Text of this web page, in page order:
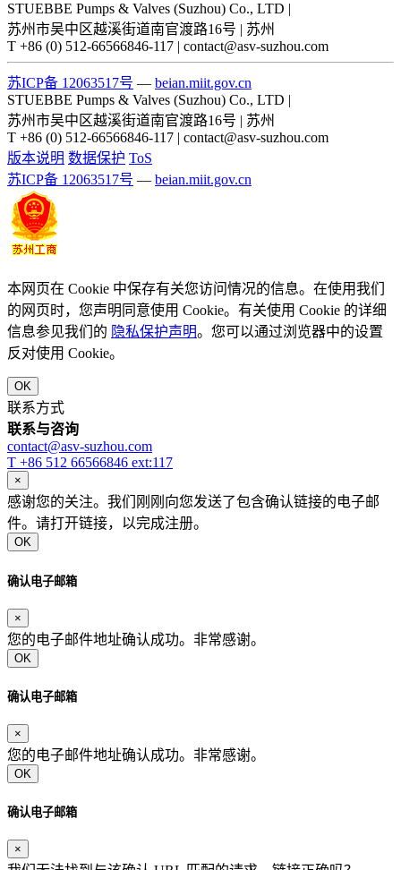
STUEBBE Pumps & Valves (Suzhou) Co., LTD |
苏州市吴中区越溪街道南官渡路16号 | 苏州
T +86 (0) 512-66566846-117 | contact@asv-suzhou.com
苏ICP备 12063517号 — beian.miit.gov.cn
STUEBBE Pumps & Valves (Suzhou) Co., LTD |
苏州市吴中区越溪街道南官渡路16号 | 苏州
T +86 (0) 512-66566846-117 | contact@asv-suzhou.com
版本说明 数据保护 ToS
苏ICP备 12063517号 — beian.miit.gov.cn
本网页在 Cookie 中保存有关您访问情况的信息。在使用我们
的网页时，您声明同意使用 Cookie。有关使用 Cookie 的详细
信息参见我们的 隐私保护声明。您可以通过浏览器中的设置
反对使用 Cookie。
OK
联系方式
联系与咨询
contact@asv-suzhou.com
T +86 512 66566846 ext:117
×
感谢您的关注。我们刚刚向您发送了包含确认链接的电子邮
件。请打开链接，以完成注册。
OK
确认电子邮箱
×
您的电子邮件地址确认成功。非常感谢。
OK
确认电子邮箱
×
您的电子邮件地址确认成功。非常感谢。
OK
确认电子邮箱
×